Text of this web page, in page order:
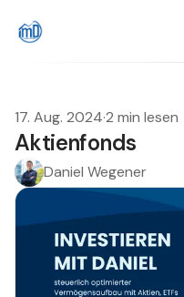
17. Aug. 2024·2 min lesen
Aktienfonds
Daniel Wegener